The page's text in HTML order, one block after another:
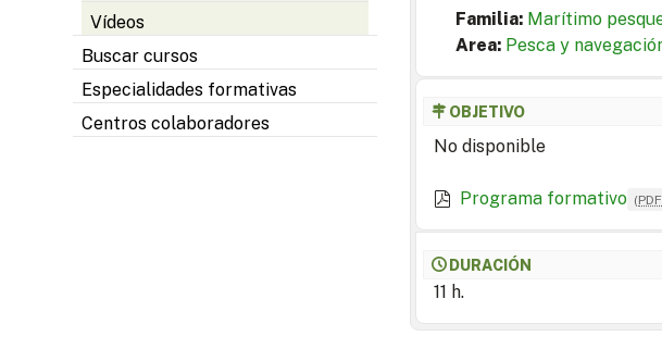
Vídeos
Buscar cursos
Especialidades formativas
Centros colaboradores
Familia: Marítimo
Area: Pesca y
OBJETIVO
No disponible
Programa formativo (PDF
DURACIÓN
11 h.